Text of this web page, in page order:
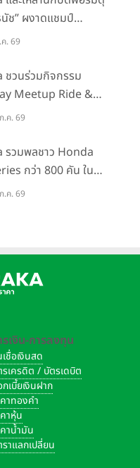
ภาพตำรวจจราจร
ช” ผงาดแชมป์
สนามติด “ข้าวกล้อง”
. 69
ชวนร่วมกิจกรรม
Meetup Ride &
บกาแฟ พูดคุย แลก
.ค. นี้
.ค. 69
รวมพลชาว Honda
กว่า 800 คัน ใน
ONE-SIXTI-ER ตัว
.ค. 69
รเงิน-การลงทุน
ชื่อเงินสด
เครดิต / บัตรเดบิต
เบี้ยเงินฝาก
าทองคำ
าหุ้น
าน้ำมัน
าแลกเปลี่ยน